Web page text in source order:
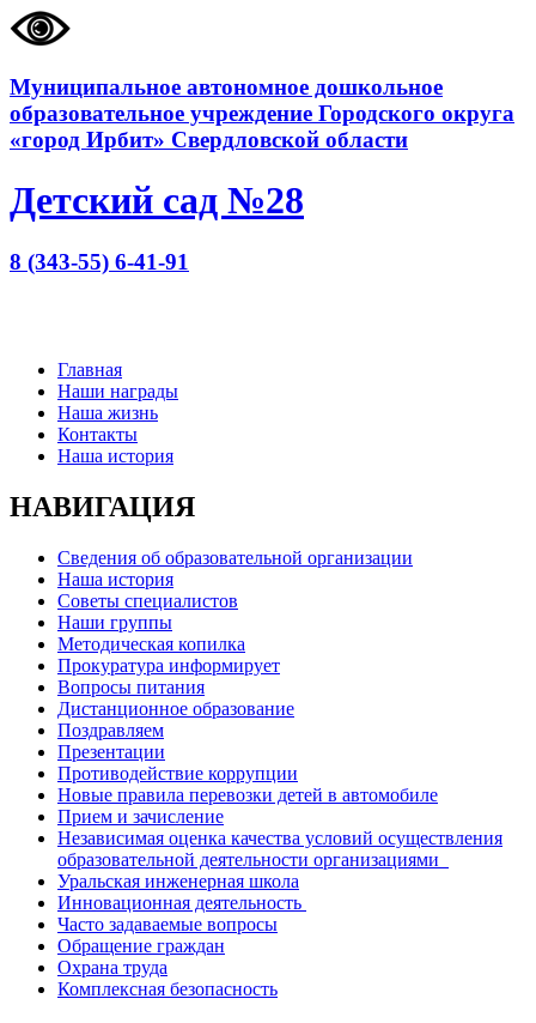
Муниципальное автономное дошкольное
образовательное учреждение Городского округа
«город Ирбит» Свердловской области
Детский сад №28
8 (343-55) 6-41-91
Главная
Наши награды
Наша жизнь
Контакты
Наша история
НАВИГАЦИЯ
Сведения об образовательной организации
Наша история
Советы специалистов
Наши группы
Методическая копилка
Прокуратура информирует
Вопросы питания
Дистанционное образование
Поздравляем
Презентации
Противодействие коррупции
Новые правила перевозки детей в автомобиле
Прием и зачисление
Независимая оценка качества условий осуществления
образовательной деятельности организациями
Уральская инженерная школа
Инновационная деятельность
Часто задаваемые вопросы
Обращение граждан
Охрана труда
Комплексная безопасность